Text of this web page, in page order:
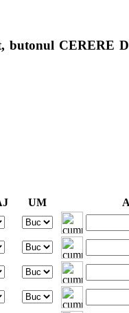
CERERE
UM